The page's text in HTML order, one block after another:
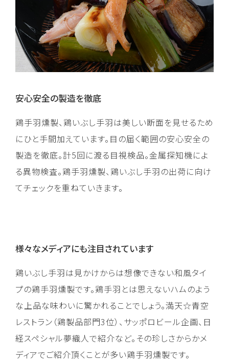
安心安全の製造を徹底
鶏手羽燻製、鶏いぶし手羽は美しい断面を見せるため
にひと手間加えています。目の届く範囲の安心安全の
製造を徹底。計5回に渡る目視検品。金属探知機によ
る異物検査。鶏手羽燻製、鶏いぶし手羽の出荷に向け
てチェックを重ねていきます。
様々なメディアにも注目されています
鶏いぶし手羽は見かけからは想像できない和風タイ
プの鶏手羽燻製です。鶏手羽とは思えないハムのよう
な上品な味わいに驚かれることでしょう。満天☆青空
レストラン（鶏製品部門3位）、サッポロビール企画、日
経スペシャル夢織人で紹介など。その珍しさからかメ
ディアでご紹介頂くことが多い鶏手羽燻製です。